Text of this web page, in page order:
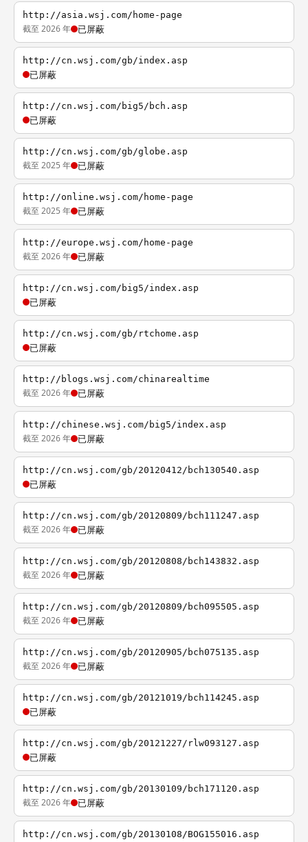
http://asia.wsj.com/home-page
截至 2026 年 已屏蔽
http://cn.wsj.com/gb/index.asp
已屏蔽
http://cn.wsj.com/big5/bch.asp
已屏蔽
http://cn.wsj.com/gb/globe.asp
截至 2025 年 已屏蔽
http://online.wsj.com/home-page
截至 2025 年 已屏蔽
http://europe.wsj.com/home-page
截至 2026 年 已屏蔽
http://cn.wsj.com/big5/index.asp
已屏蔽
http://cn.wsj.com/gb/rtchome.asp
已屏蔽
http://blogs.wsj.com/chinarealtime
截至 2026 年 已屏蔽
http://chinese.wsj.com/big5/index.asp
截至 2026 年 已屏蔽
http://cn.wsj.com/gb/20120412/bch130540.asp
已屏蔽
http://cn.wsj.com/gb/20120809/bch111247.asp
截至 2026 年 已屏蔽
http://cn.wsj.com/gb/20120808/bch143832.asp
截至 2026 年 已屏蔽
http://cn.wsj.com/gb/20120809/bch095505.asp
截至 2026 年 已屏蔽
http://cn.wsj.com/gb/20120905/bch075135.asp
截至 2026 年 已屏蔽
http://cn.wsj.com/gb/20121019/bch114245.asp
已屏蔽
http://cn.wsj.com/gb/20121227/rlw093127.asp
已屏蔽
http://cn.wsj.com/gb/20130109/bch171120.asp
截至 2026 年 已屏蔽
http://cn.wsj.com/gb/20130108/BOG155016.asp